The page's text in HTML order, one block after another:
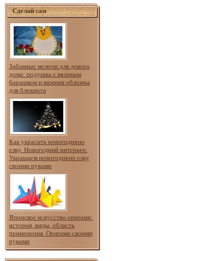
Сделай сам
Забавные мелочи для декора
дома: подушка с вязаным
барашком и вязаная обложка
для блокнота
Как украсить новогоднюю
елку. Новогодний интерьер.
Украшаем новогоднюю елку
своими руками
Японское искусство оригами:
история, виды, область
применения. Оригами своими
руками